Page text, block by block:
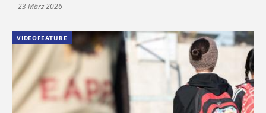
23 März 2026
VIDEOFEATURE